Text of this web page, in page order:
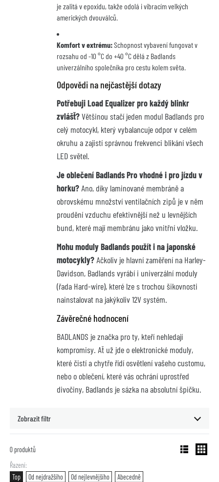
je zalitá v epoxidu, takže odolá i vibracím velkých
amerických dvouválců.
Komfort v extrému:Schopnost vybavení fungovat v
rozsahu od -10 °C do +40 °C dělá z Badlands
univerzálního společníka pro cestu kolem světa.
Odpovědi na nejčastější dotazy
Potřebuji Load Equalizer pro každý blinkr
zvlášť?Většinou stačí jeden modul Badlands pro
celý motocykl, který vybalancuje odpor v celém
okruhu a zajistí správnou frekvenci blikání všech
LED světel.
Je oblečení Badlands Pro vhodné i pro jízdu v
horku?Ano, díky laminované membráně a
obrovskému množství ventilačních zipů je v něm
proudění vzduchu efektivnější než u levnějších
bund, které mají membránu jako vnitřní vložku.
Mohu moduly Badlands použít i na japonské
motocykly?Ačkoliv je hlavní zaměření na Harley-
Davidson, Badlands vyrábí i univerzální moduly
(řada Hard-wire), které lze s trochou šikovnosti
nainstalovat na jakýkoliv 12V systém.
Závěrečné hodnocení
BADLANDS je značka pro ty, kteří nehledají
kompromisy. Ať už jde o elektronické moduly,
které čistí a chytře řídí osvětlení vašeho customu,
nebo o oblečení, které vás ochrání uprostřed
divočiny, Badlands je sázka na absolutní špičku.
Zobrazit filtr
0 produktů
Řazení
Top
Od nejdražšího Od nejlevnějšího Abecedně